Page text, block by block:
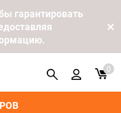
гарантировать
0